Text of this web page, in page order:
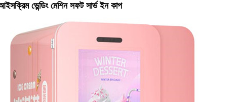
ভেন্ডিং মেশিন সফট সার্ভ ইন কাপ